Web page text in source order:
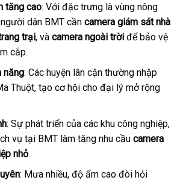
tăng cao: Với đặc trưng là vùng nông
dân BMT cần camera giám sát nhà
trại, và camera ngoài trờiđể bảo vệ
cắp.
năng: Các huyện lân cận thường nhập
Thuột, tạo cơ hội cho đại lý mở rộng
: Sự phát triển của các khu công nghiệp,
vụ tại BMT làm tăng nhu cầu camera
nhỏ.
: Mưa nhiều, độ ẩm cao đòi hỏi